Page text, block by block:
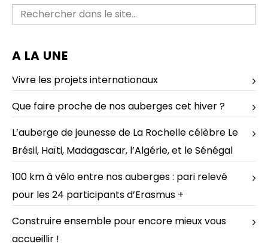
A LA UNE
Vivre les projets internationaux
Que faire proche de nos auberges cet hiver ?
L’auberge de jeunesse de La Rochelle célèbre Le
Brésil, Haïti, Madagascar, l’Algérie, et le Sénégal
100 km à vélo entre nos auberges : pari relevé
pour les 24 participants d’Erasmus +
Construire ensemble pour encore mieux vous
accueillir !